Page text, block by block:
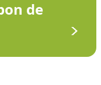
de